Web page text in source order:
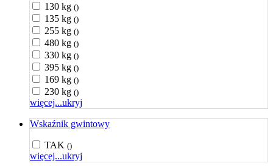
130 kg ()
135 kg ()
255 kg ()
480 kg ()
330 kg ()
395 kg ()
169 kg ()
230 kg ()
więcej...ukryj
Wskaźnik gwintowy
TAK ()
więcej...ukryj